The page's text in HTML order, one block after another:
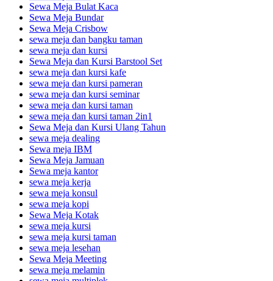
Sewa Meja Bulat Kaca
Sewa Meja Bundar
Sewa Meja Crisbow
sewa meja dan bangku taman
sewa meja dan kursi
Sewa Meja dan Kursi Barstool Set
sewa meja dan kursi kafe
sewa meja dan kursi pameran
sewa meja dan kursi seminar
sewa meja dan kursi taman
sewa meja dan kursi taman 2in1
Sewa Meja dan Kursi Ulang Tahun
sewa meja dealing
Sewa meja IBM
Sewa Meja Jamuan
Sewa meja kantor
sewa meja kerja
sewa meja konsul
sewa meja kopi
Sewa Meja Kotak
sewa meja kursi
sewa meja kursi taman
sewa meja lesehan
Sewa Meja Meeting
sewa meja melamin